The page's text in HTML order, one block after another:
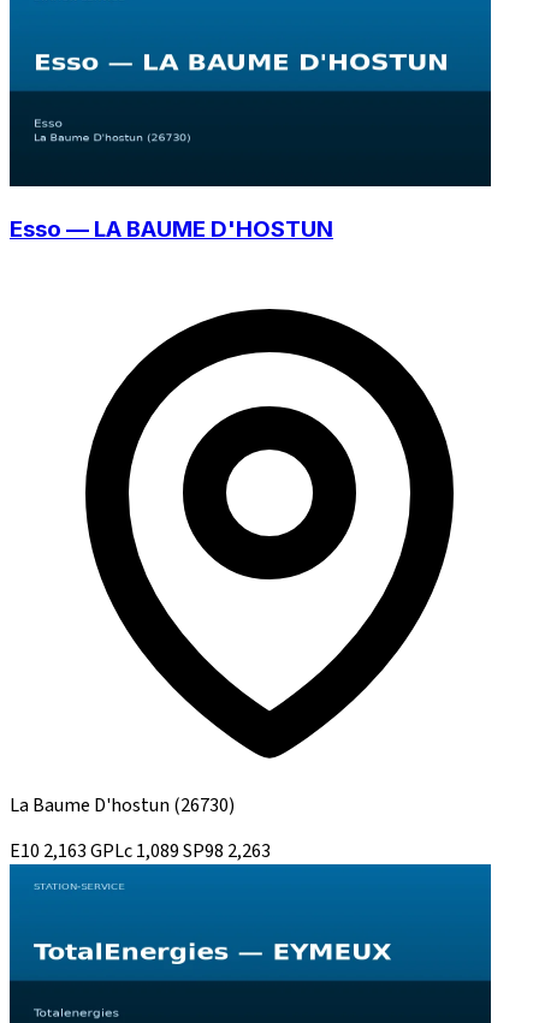
Esso — LA BAUME D'HOSTUN
La Baume D'hostun (26730)
E10 2,163GPLc1,089SP98 2,263